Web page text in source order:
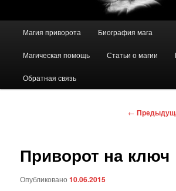
Магия приворота Биография мага
Магическая помощь Статьи о магии
Обратная связь
Навигация
←
Приворот на ключ
Опубликовано10.06.2015